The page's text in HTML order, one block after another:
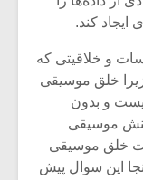
ایجاد کند.
و خلاقیتی که
خلق موسیقی
و بدون
موسیقی
خلق موسیقی
این سوال پیش